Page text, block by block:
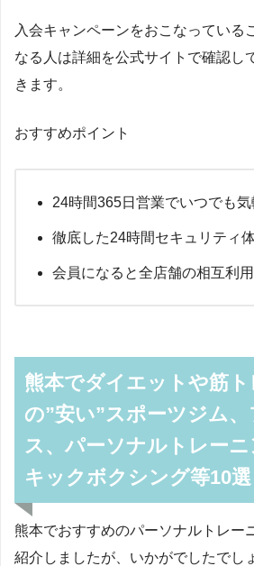
入会キャンペーンをおこなっている
なる人は詳細を公式サイトで確認し
きます。
おすすめポイント
24時間365日営業でいつでも
徹底した24時間セキュリティ
会員になると全店舗の相互利
熊本でダイエットや筋
の”安い”スポーツジム
ス、パーソナルトレーニ
キックボクシング等10
熊本でおすすめのパーソナルトレー
紹介しましたが、いかがでしたでし